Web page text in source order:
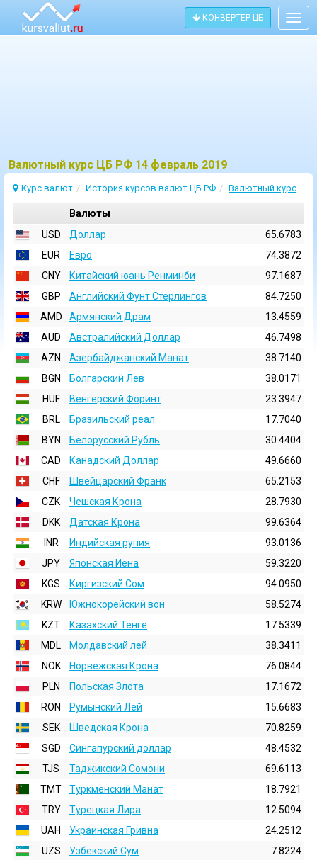
КОНВЕРТЕР ЦБ
Bалютный курс ЦБ РФ 14 февраль 2019
Курс валют История курсов валют ЦБ РФ Валютный курс 14 Февраль 2019
Валюты
USD
Доллар
65.6783
EUR
Евро
74.3872
CNY
Китайский юань Ренминби
97.1687
GBP
Английский Фунт Стерлингов
84.7250
AMD
Армянский Драм
13.4559
AUD
Австралийский Доллар
46.7498
AZN
Азербайджанский Манат
38.7140
BGN
Болгарский Лев
38.0171
HUF
Венгерский Форинт
23.3947
BRL
Бразильский реал
17.7040
BYN
Белорусский Рубль
30.4404
CAD
Канадский Доллар
49.6660
CHF
Швейцарский Франк
65.2153
CZK
Чешская Крона
28.7930
DKK
Датская Крона
99.6364
INR
Индийская pупия
93.0136
JPY
Японская Иена
59.3220
KGS
Киргизский Сом
94.0950
KRW
Южнокорейский вон
58.5274
KZT
Казахский Тенге
17.5339
MDL
Молдавский лей
38.3411
NOK
Норвежская Крона
76.0844
PLN
Польская Злота
17.1672
RON
Румынский Лей
15.6683
SEK
Шведская Крона
70.8259
SGD
Сингапурский доллар
48.4532
TJS
Таджикский Сомони
69.6113
TMT
Туркменский Манат
18.7921
TRY
Турецкая Лира
12.5094
UAH
Украинская Гривна
24.2512
UZS
Узбекский Сум
7.8224